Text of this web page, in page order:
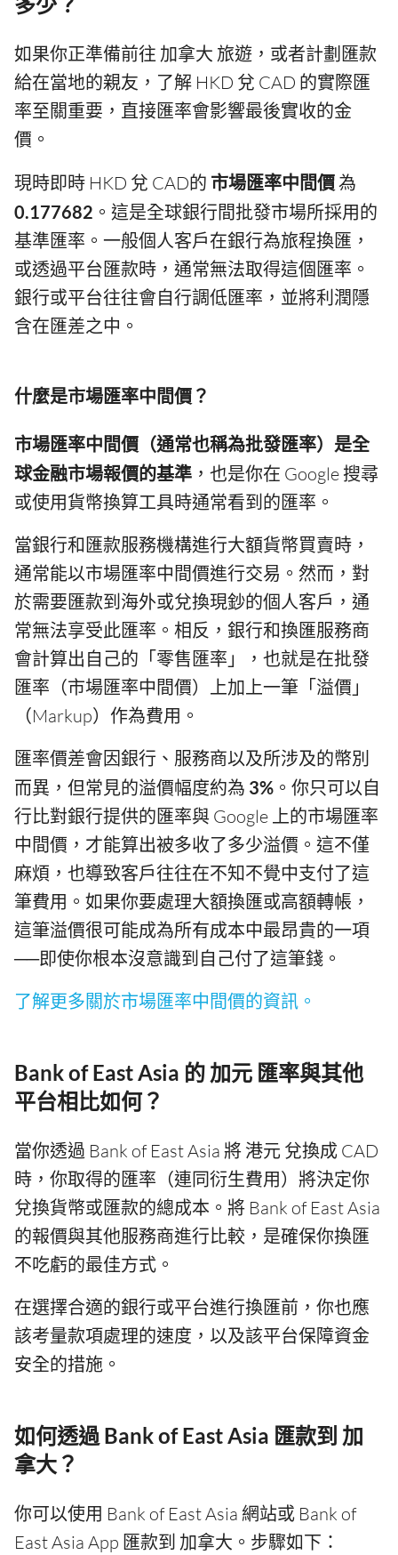
如果你正準備前往 加拿大 旅遊，或者計劃匯款
給在當地的親友，了解 HKD 兌 CAD 的實際匯
率至關重要，直接匯率會影響最後實收的金
價。
現時即時 HKD 兌 CAD的 市場匯率中間價為
0.177682 。這是全球銀行間批發市場所採用的
基準匯率。一般個人客戶在銀行為旅程換匯，
或透過平台匯款時，通常無法取得這個匯率。
銀行或平台往往會自行調低匯率，並將利潤隱
含在匯差之中。
什麼是市場匯率中間價？
市場匯率中間價（通常也稱為批發匯率）是全
球金融市場報價的基準 ，也是你在 Google 搜尋
或使用貨幣換算工具時通常看到的匯率。
當銀行和匯款服務機構進行大額貨幣買賣時，
通常能以市場匯率中間價進行交易。然而，對
於需要匯款到海外或兌換現鈔的個人客戶，通
常無法享受此匯率。相反，銀行和換匯服務商
會計算出自己的「零售匯率」，也就是在批發
匯率（市場匯率中間價）上加上一筆「溢價」
（Markup）作為費用。
匯率價差會因銀行、服務商以及所涉及的幣別
而異，但常見的溢價幅度約為 3% 。你只可以自
行比對銀行提供的匯率與 Google 上的市場匯率
中間價，才能算出被多收了多少溢價。這不僅
麻煩，也導致客戶往往在不知不覺中支付了這
筆費用。如果你要處理大額換匯或高額轉帳，
這筆溢價很可能成為所有成本中最昂貴的一項
──即使你根本沒意識到自己付了這筆錢。
了解更多關於市場匯率中間價的資訊。
Bank of East Asia 的 加元 匯率與其他
平台相比如何？
當你透過 Bank of East Asia 將 港元 兌換成 CAD
時，你取得的匯率（連同衍生費用）將決定你
兌換貨幣或匯款的總成本。將 Bank of East Asia
的報價與其他服務商進行比較，是確保你換匯
不吃虧的最佳方式。
在選擇合適的銀行或平台進行換匯前，你也應
該考量款項處理的速度，以及該平台保障資金
安全的措施。
如何透過 Bank of East Asia 匯款到 加
拿大？
你可以使用 Bank of East Asia 網站或 Bank of
East Asia App 匯款到 加拿大。步驟如下：